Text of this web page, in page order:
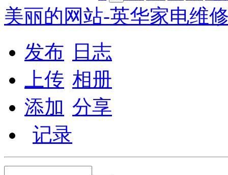
美丽的网站-英华家电维
发布
日志
上传 相册
添加 分享
记录